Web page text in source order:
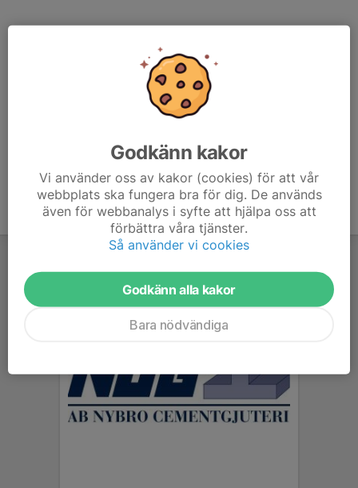
Godkänn kakor
Vi använder oss av kakor (cookies) för att vår
webbplats ska fungera bra för dig. De används
även för webbanalys i syfte att hjälpa oss att
förbättra våra tjänster.
Så använder vi cookies
Godkänn alla kakor
Bara nödvändiga